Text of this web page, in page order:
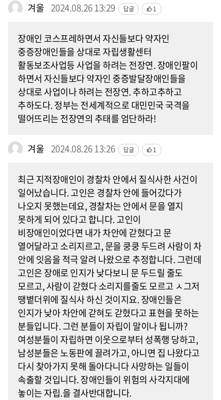
겨울 2024.08.26 13:29 답글 1
장애인 코스프레하면서 자신들보다 약자인
중증장애인들을 상대로 자립생활센터
활동보조사업등 사업을 하려는 전장연. 장애인팔이
하면서 자신들보다 약자인 중증발달장애인들을
상대로 사업이나 하려는 전장연. 추하고추하고
추하도다. 정부는 전세계적으로 대민민국 국격을
떨어뜨리는 전장연의 추태를 엄단하라!
겨울 2024.08.26 13:26 답글 1
최근 지적장애인이 경찰차 안에서 질식사한 사건이
일어났습니다. 고인은 경찰차 안에 들어갔다가
나오지 못했는데요, 경찰차는 안에서 문을 열지
못하게 되어 있다고 합니다. 고인이
비장애인이었다면 내가 차안에 갇혔다고 문
열어달라고 소리지르고, 문을 쿵쿵 두드려 사람이 차
안에 잇음을 적극 알려 나왔으로 추정합니다. 그런데
고인은 장애로 인지가 낮다보니 문 두드릴 줄도
모르고, 사람이 갇혔다 소리지를줄도 모르고 ㅅ그저
땡볕더위에 질식사 하신 것이지요. 장애인들은
인지가 낮아 차안에 갇혀도 갇혔다고 표현을 못하는
분들입니다. 그런 분들이 자립이 말이나 됩니까?
여성분들이 자립하면 이웃으로부터 성폭행 당하고,
남성분들은 노동판에 끌려가고, 아니면 집 나왔다고
다시 찾아가지 못해 돌아다니다 사망하는 일들이
속출할 것입니다. 장애인들이 위험의 사각지대에
놓이는 자립.을 결사반대합니다.